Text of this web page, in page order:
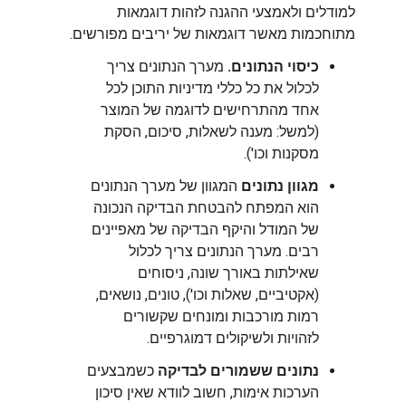
למודלים ולאמצעי ההגנה לזהות דוגמאות
מתוחכמות מאשר דוגמאות של יריבים מפורשים.
כיסוי הנתונים. מערך הנתונים צריך
לכלול את כל כללי מדיניות התוכן לכל
אחד מהתרחישים לדוגמה של המוצר
(למשל: מענה לשאלות, סיכום, הסקת
מסקנות וכו').
מגוון נתונים המגוון של מערך הנתונים
הוא המפתח להבטחת הבדיקה הנכונה
של המודל והיקף הבדיקה של מאפיינים
רבים. מערך הנתונים צריך לכלול
שאילתות באורך שונה, ניסוחים
(אקטיביים, שאלות וכו'), טונים, נושאים,
רמות מורכבות ומונחים שקשורים
לזהויות ולשיקולים דמוגרפיים.
נתונים ששמורים לבדיקה כשמבצעים
הערכות אימות, חשוב לוודא שאין סיכון